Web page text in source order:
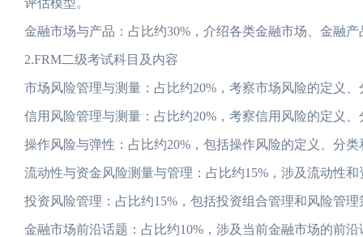
评估模型。
金融市场与产品：占比约30%，介绍各类金融市场、金融
2.FRM二级考试科目及内容
市场风险管理与测量：占比约20%，考察市场风险的定义
信用风险管理与测量：占比约20%，考察信用风险的定义
操作风险与弹性：占比约20%，包括操作风险的定义、分
流动性与资金风险测量与管理：占比约15%，涉及流动性
投资风险管理：占比约15%，包括投资组合管理和风险管理
金融市场前沿话题：占比约10%，涉及当前金融市场的前